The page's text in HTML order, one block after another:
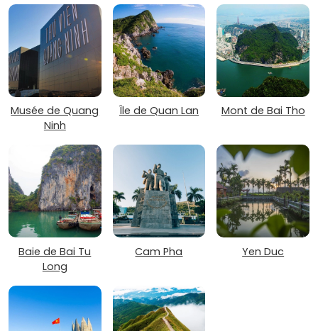
Musée de Quang
Ninh
Île de Quan Lan Mont de Bai Tho
Baie de Bai Tu
Long
Cam Pha Yen Duc